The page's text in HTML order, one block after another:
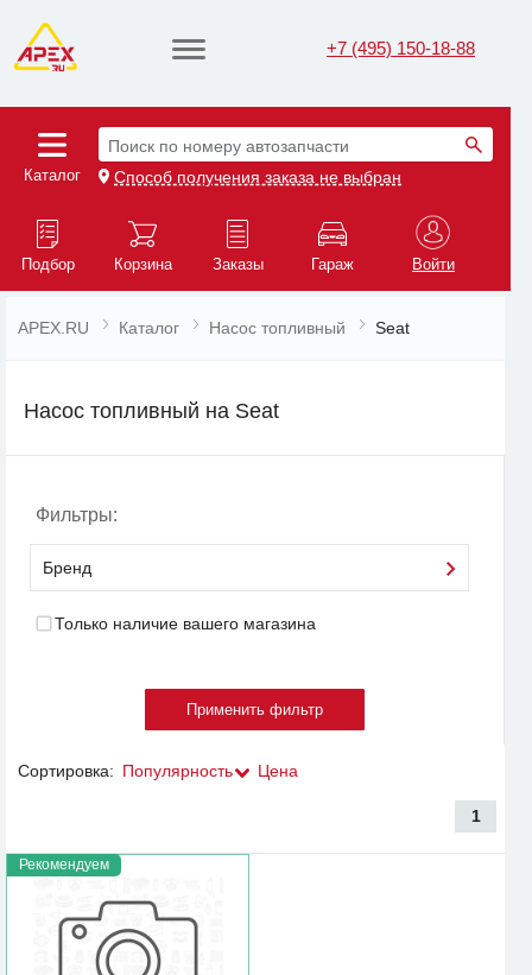
+7 (495) 150-18-88
Каталог
Поиск по номеру автозапчасти
Способ получения заказа не выбран
Подбор Корзина Заказы Гараж Войти
APEX.RU Каталог Насос топливный Seat
Насос топливный на Seat
Фильтры:
Бренд
Только наличие вашего магазина
Сортировка: Популярность Цена
1
Рекомендуем